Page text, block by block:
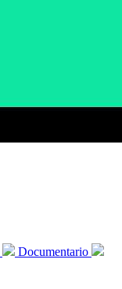
Documentario